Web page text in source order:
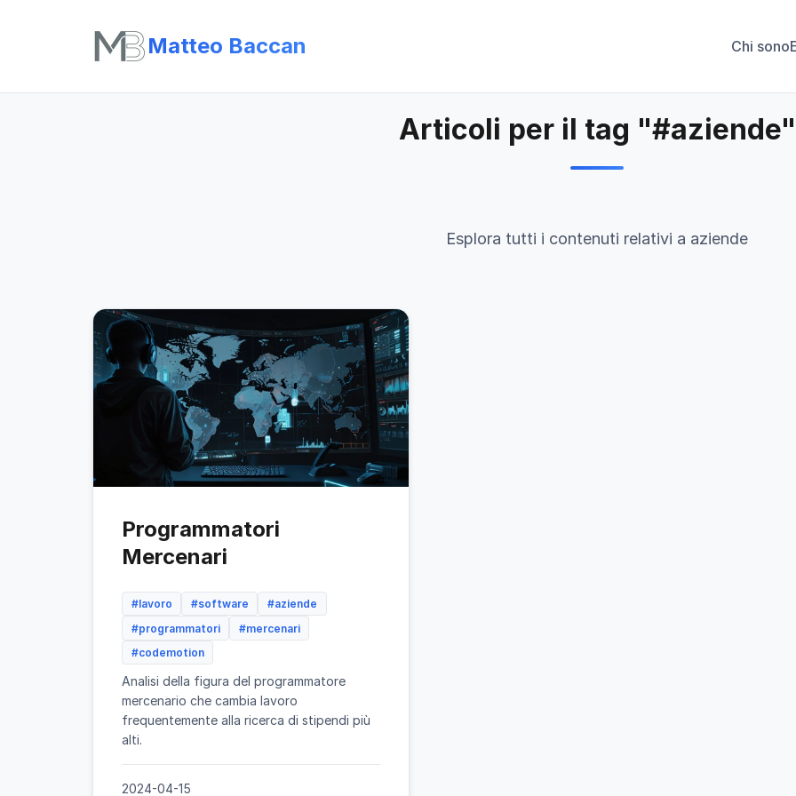
Matteo Baccan Chi sono
Articoli per il tag "#aziende"
Esplora tutti i contenuti relativi a aziende
Programmatori
Mercenari
#lavoro #software
#aziende
#programmatori
#mercenari
#codemotion
Analisi della figura del programmatore
mercenario che cambia lavoro
frequentemente alla ricerca di stipendi più
alti.
2024-04-15